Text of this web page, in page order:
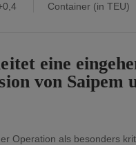
Container (in TEU)
eine
von Saipem
Operation als besonders